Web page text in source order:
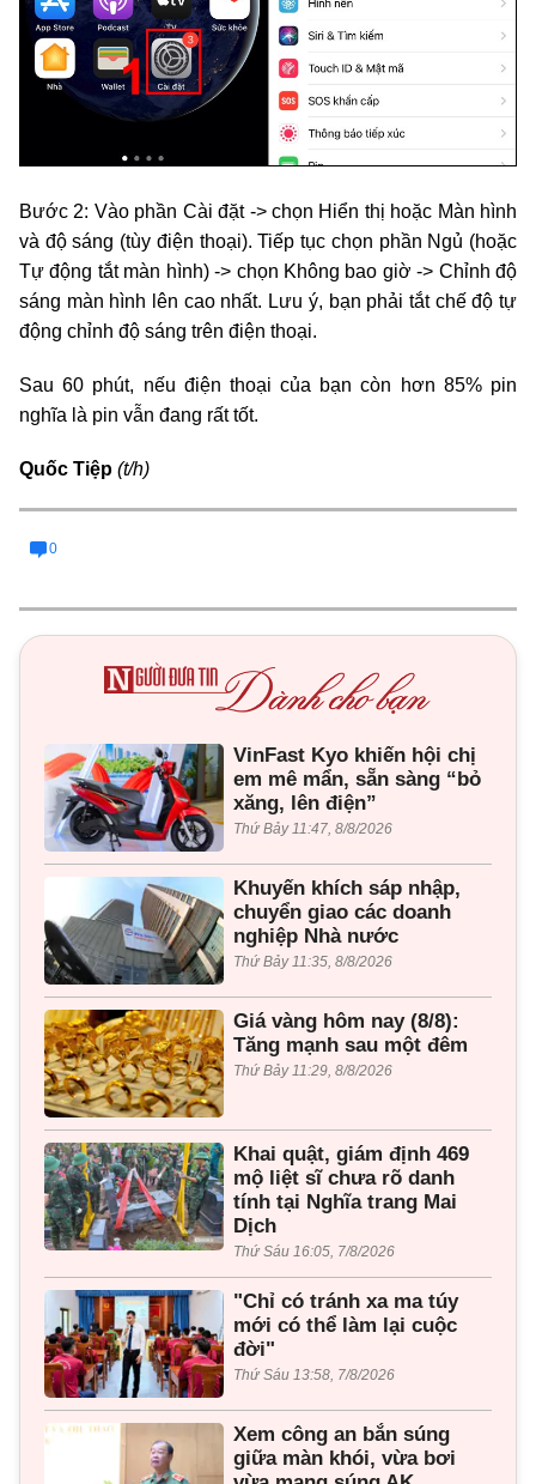
Bước 2: Vào phần Cài đặt -> chọn Hiển thị hoặc Màn hình
và độ sáng (tùy điện thoại). Tiếp tục chọn phần Ngủ (hoặc
Tự động tắt màn hình) -> chọn Không bao giờ -> Chỉnh độ
sáng màn hình lên cao nhất. Lưu ý, bạn phải tắt chế độ tự
động chỉnh độ sáng trên điện thoại.
Sau 60 phút, nếu điện thoại của bạn còn hơn 85% pin
nghĩa là pin vẫn đang rất tốt.
Quốc Tiệp (t/h)
0
VinFast Kyo khiến hội chị
em mê mẩn, sẵn sàng “bỏ
xăng, lên điện”
Thứ Bảy 11:47, 8/8/2026
Khuyến khích sáp nhập,
chuyển giao các doanh
nghiệp Nhà nước
Thứ Bảy 11:35, 8/8/2026
Giá vàng hôm nay (8/8):
Tăng mạnh sau một đêm
Thứ Bảy 11:29, 8/8/2026
Khai quật, giám định 469
mộ liệt sĩ chưa rõ danh
tính tại Nghĩa trang Mai
Dịch
Thứ Sáu 16:05, 7/8/2026
"Chỉ có tránh xa ma túy
mới có thể làm lại cuộc
đời"
Thứ Sáu 13:58, 7/8/2026
Xem công an bắn súng
giữa màn khói, vừa bơi